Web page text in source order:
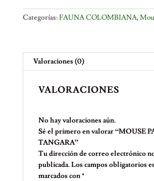
Categorías:FAUNA COLOMBIANA,
Valoraciones (0)
VALORACIONES
No hay valoraciones aún.
Sé el primero en valorar “MOUSE
TANGARA”
Tu dirección de correo electrónico
publicada.Los campos obligatorios
marcados con*